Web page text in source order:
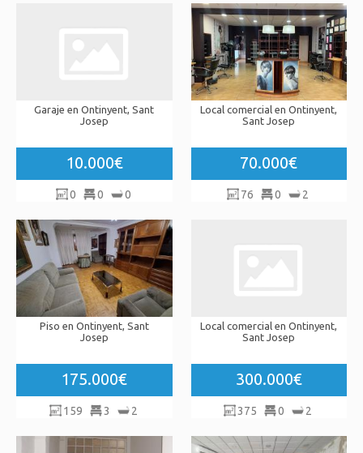
Garaje en Ontinyent, Sant
Josep
10.000€
0 0 0
Local comercial en Ontinyent,
Sant Josep
70.000€
76 0 2
Piso en Ontinyent, Sant
Josep
175.000€
159 3 2
Local comercial en Ontinyent,
Sant Josep
300.000€
375 0 2